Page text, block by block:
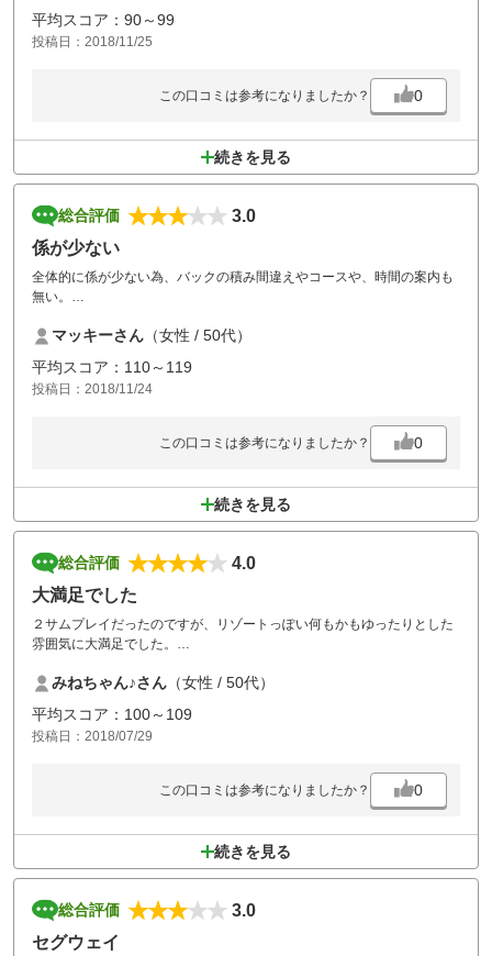
暗闇ゴルフになり、フェアウェイにあるはずのボールも見つけれません
でした。
平均スコア：90～99
投稿日：2018/11/25
この口コミは参考になりましたか？ 0
続きを見る
総合評価
3.0
係が少ない
全体的に係が少ない為、バックの積み間違えやコースや、時間の案内も
無い。
毎ホール待ち時間があり集中力が途切れる
マッキーさん （女性 / 50代）
平均スコア：110～119
投稿日：2018/11/24
この口コミは参考になりましたか？ 0
続きを見る
総合評価
4.0
大満足でした
２サムプレイだったのですが、リゾートっぽい何もかもゆったりとした
雰囲気に大満足でした。
みねちゃん♪さん （女性 / 50代）
平均スコア：100～109
投稿日：2018/07/29
この口コミは参考になりましたか？ 0
続きを見る
総合評価
3.0
セグウェイ